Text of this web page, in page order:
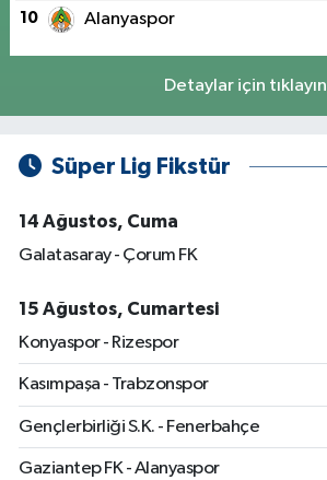
10 Alanyaspor
Detaylar için tıklayın
Süper Lig Fikstür
14 Ağustos, Cuma
Galatasaray - Çorum FK
15 Ağustos, Cumartesi
Konyaspor - Rizespor
Kasımpaşa - Trabzonspor
Gençlerbirliği S.K. - Fenerbahçe
Gaziantep FK - Alanyaspor